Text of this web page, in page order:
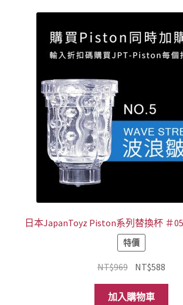
日本JapanToyz Piston系列替換杯 ＃
特價
NT$969 原
價
NT$588
加入購物車